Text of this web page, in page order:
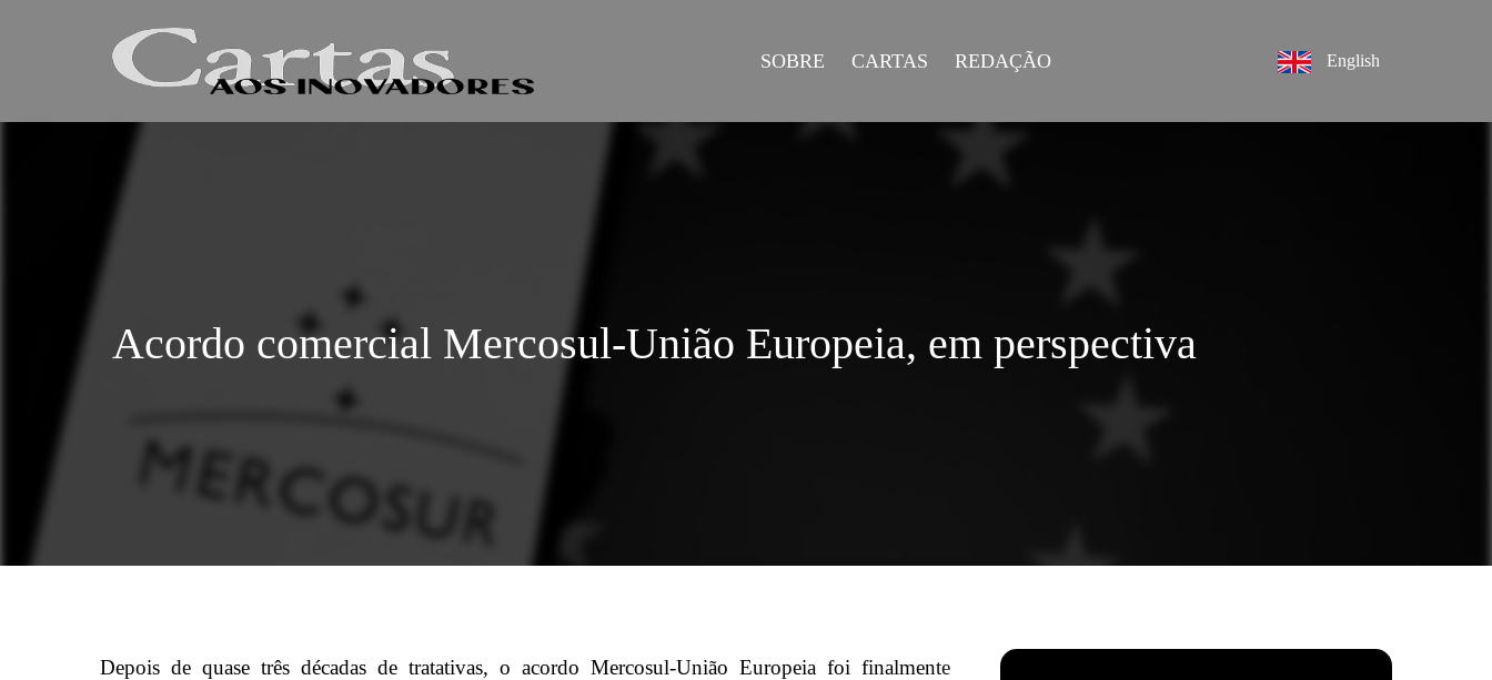
SOBRE CARTAS REDAÇÃO English
Acordo comercial Mercosul-União Europeia, em perspectiva
Depois de quase três décadas de tratativas, o acordo Mercosul-União Europeia foi finalmente